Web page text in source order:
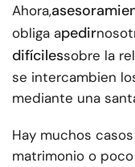
Ahora,
obliga apedir
difícilessobre la
se intercambien
mediante una
Hay muchos
matrimonio o